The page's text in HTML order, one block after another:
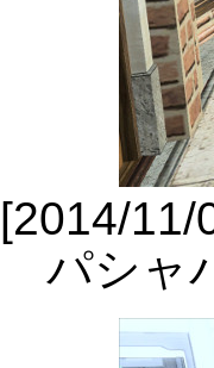
[2014/11/
パシャ